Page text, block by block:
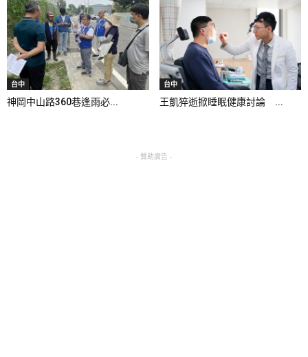
台中
神岡中山路360巷逢雨必...
台中
王凱猝逝掀睡眠健康討論 ...
- 贊助廣告 -